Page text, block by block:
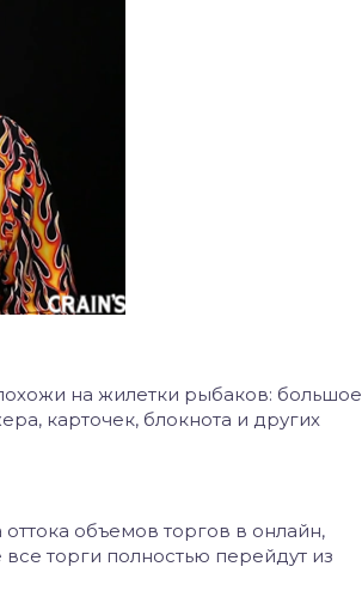
на жилетки рыбаков: большое
карточек, блокнота и других
объемов торгов в онлайн,
торги полностью перейдут из